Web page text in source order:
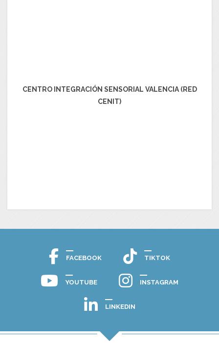
CENTRO INTEGRACIÓN SENSORIAL VALENCIA (RED
CENIT)
FACEBOOK TIKTOK
YOUTUBE INSTAGRAM
LINKEDIN